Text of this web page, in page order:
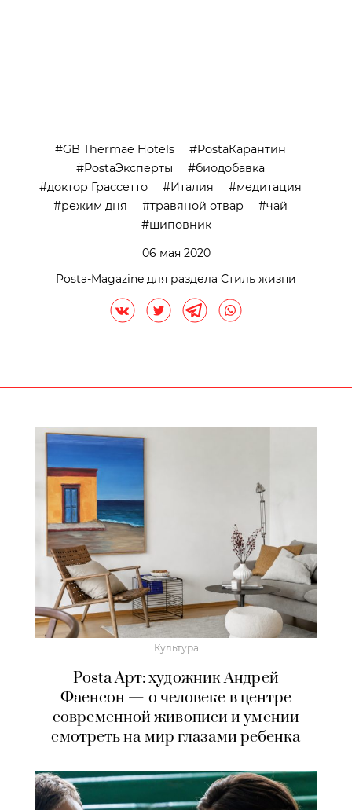
GB Thermae Hotels
PostaКарантин
PostaЭксперты
биодобавка
доктор Грассетто
Италия
медитация
режим дня
травяной отвар
чай
шиповник
06 мая 2020
Posta-Magazine для раздела Стиль жизни
Культура
Posta Арт: художник Андрей
Фаенсон — о человеке в центре
современной живописи и умении
смотреть на мир глазами ребенка